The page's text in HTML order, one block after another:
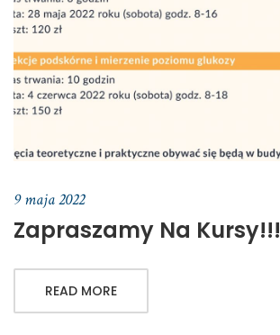
9 maja 2022
Zapraszamy Na Kursy!!!
READ MORE